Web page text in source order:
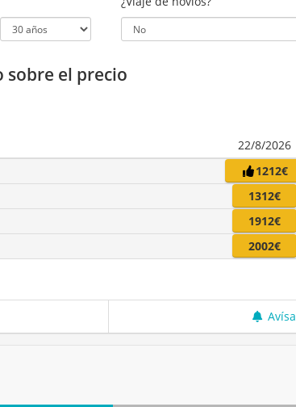
sobre el precio
22/8/2026
1212€
1312€
1912€
2002€